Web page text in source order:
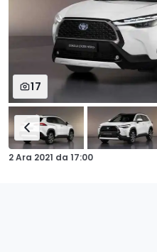
17
2 Ara 2021 da 17:00